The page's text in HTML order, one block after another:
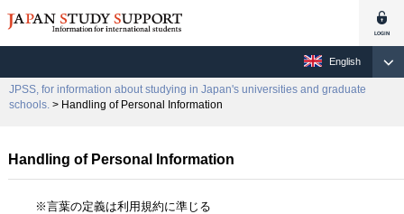
English
JPSS, for information about studying in Japan's universities and graduate
schools. > Handling of Personal Information
Handling of Personal Information
※言葉の定義は利用規約に準じる